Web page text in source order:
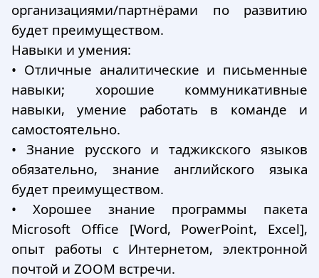
организациями/партнёрами по развитию
будет преимуществом.
Навыки и умения:
• Отличные аналитические и письменные
навыки; хорошие коммуникативные
навыки, умение работать в команде и
самостоятельно.
• Знание русского и таджикского языков
обязательно, знание английского языка
будет преимуществом.
•
Хорошее знание программы пакета
Microsoft Office [Word, PowerPoint, Excel],
опыт работы с Интернетом, электронной
почтой и ZOOM встречи.